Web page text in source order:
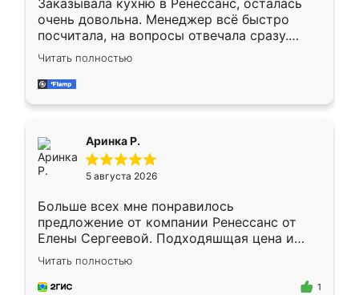
Заказывала кухню в Ренессанс, осталась
очень довольна. Менеджер всё быстро
посчитала, на вопросы отвечала сразу.
Замерщик приехал в субботу, подошёл к
делу со всей ответственностью. Собрали
за день, ребята работали аккуратно, даже
Читать полностью
Аринка Р.
5 августа 2026
Больше всех мне понравилось
предложение от компании Ренессанс от
Елены Сергеевой. Подходяшщая цена и
короткие сроки изготовления. Приехавший
для замера сотрудник Владислав
предложил по моему эскизу самый
Читать полностью
1